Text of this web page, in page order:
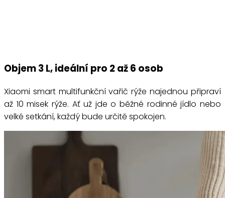
Objem 3 L, ideální pro 2 až 6 osob
Xiaomi smart multifunkční vařič rýže najednou připraví
až 10 misek rýže. Ať už jde o běžné rodinné jídlo nebo
velké setkání, každý bude určitě spokojen.